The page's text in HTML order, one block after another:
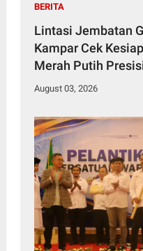
BERITA
Lintasi Jembatan
Kampar Cek
Merah Putih
August 03, 2026